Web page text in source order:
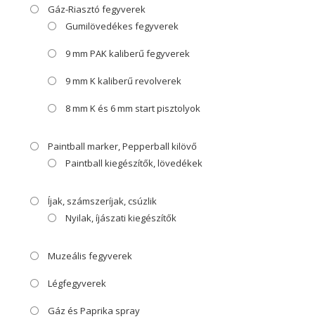
Gáz-Riasztó fegyverek
Gumilövedékes fegyverek
9 mm PAK kaliberű fegyverek
9 mm K kaliberű revolverek
8 mm K és 6 mm start pisztolyok
Paintball marker, Pepperball kilövő
Paintball kiegészítők, lövedékek
Íjak, számszeríjak, csúzlik
Nyilak, íjászati kiegészítők
Muzeális fegyverek
Légfegyverek
Gáz és Paprika spray